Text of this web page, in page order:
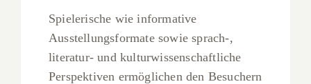
Spielerische wie informative
Ausstellungsformate sowie sprach-,
literatur- und kulturwissenschaftliche
Perspektiven ermöglichen den Besuchern